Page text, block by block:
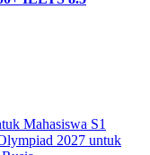
Mahasiswa S1
2027 untuk